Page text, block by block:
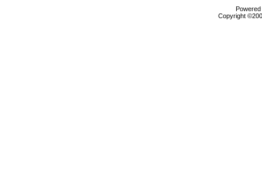
Copyright